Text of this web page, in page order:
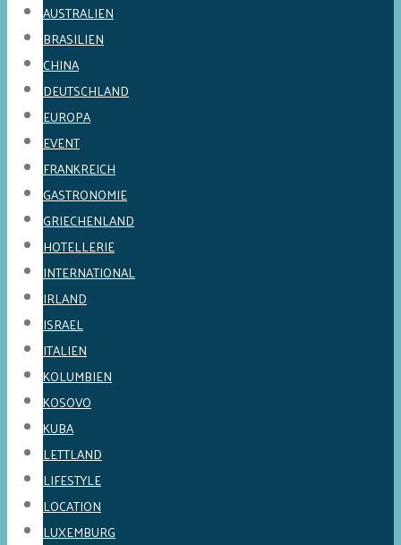
AUSTRALIEN
BRASILIEN
CHINA
DEUTSCHLAND
EUROPA
EVENT
FRANKREICH
GASTRONOMIE
GRIECHENLAND
HOTELLERIE
INTERNATIONAL
IRLAND
ISRAEL
ITALIEN
KOLUMBIEN
KOSOVO
KUBA
LETTLAND
LIFESTYLE
LOCATION
LUXEMBURG